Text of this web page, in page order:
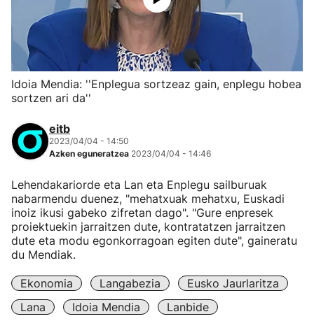
Idoia Mendia: ''Enplegua sortzeaz gain, enplegu hobea
sortzen ari da''
eitb
2023/04/04 - 14:50
Azken eguneratzea 2023/04/04 - 14:46
Lehendakariorde eta Lan eta Enplegu sailburuak
nabarmendu duenez, "mehatxuak mehatxu, Euskadi
inoiz ikusi gabeko zifretan dago". "Gure enpresek
proiektuekin jarraitzen dute, kontratatzen jarraitzen
dute eta modu egonkorragoan egiten dute", gaineratu
du Mendiak.
Ekonomia Langabezia
Eusko Jaurlaritza
Lana
Idoia Mendia
Lanbide